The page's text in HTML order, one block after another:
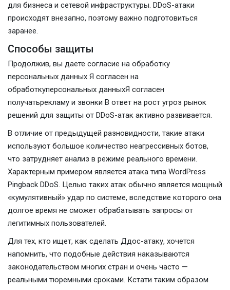
для бизнеса и сетевой инфраструктуры. DDoS-атаки
происходят внезапно, поэтому важно подготовиться
заранее.
Способы защиты
Продолжив, вы даете согласие на обработку
персональных данных Я согласен на
обработкуперсональных данныхЯ согласен
получатьрекламу и звонки В ответ на рост угроз рынок
решений для защиты от DDoS-атак активно развивается.
В отличие от предыдущей разновидности, такие атаки
используют большое количество неагрессивных ботов,
что затрудняет анализ в режиме реального времени.
Характерным примером является атака типа WordPress
Pingback DDoS. Целью таких атак обычно является мощный
«кумулятивный» удар по системе, вследствие которого она
долгое время не сможет обрабатывать запросы от
легитимных пользователей.
Для тех, кто ищет, как сделать Ддос-атаку, хочется
напомнить, что подобные действия наказываются
законодательством многих стран и очень часто —
реальными тюремными сроками. Кстати таким образом